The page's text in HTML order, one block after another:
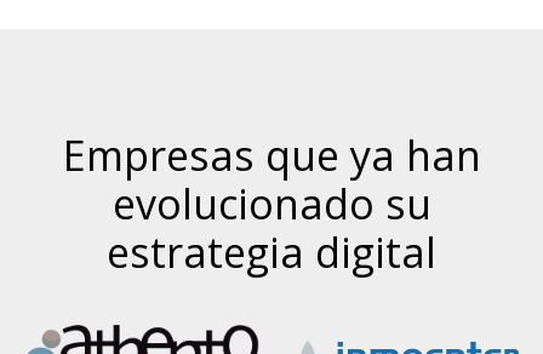
Empresas que ya han
evolucionado su
estrategia digital